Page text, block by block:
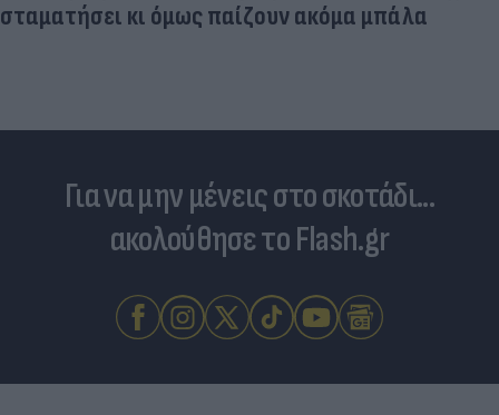
σταματήσει κι όμως παίζουν ακόμα μπάλα
Για να μην μένεις στο σκοτάδι...
ακολούθησε το Flash.gr